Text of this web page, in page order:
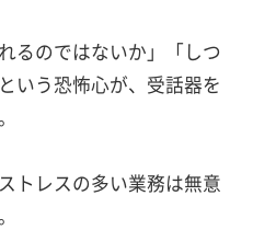
るのではないか」「しつ
いう恐怖心が、受話器を
トレスの多い業務は無意